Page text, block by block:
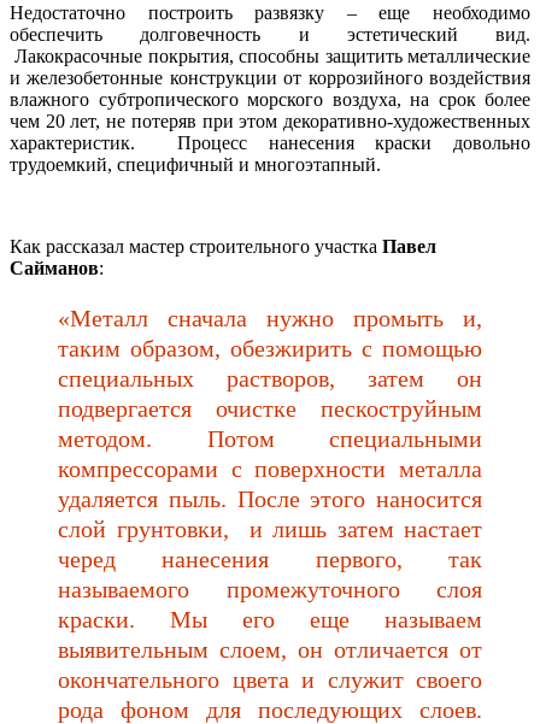
Недостаточно построить развязку – еще необходимо
обеспечить долговечность и эстетический вид.
Лакокрасочные покрытия, способны защитить металлические
и железобетонные конструкции от коррозийного воздействия
влажного субтропического морского воздуха, на срок более
чем 20 лет, не потеряв при этом декоративно-художественных
характеристик. Процесс нанесения краски довольно
трудоемкий, специфичный и многоэтапный.
Как рассказал мастер строительного участка Павел
Сайманов:
«Металл сначала нужно промыть и,
таким образом, обезжирить с помощью
специальных растворов, затем он
подвергается очистке пескоструйным
методом. Потом специальными
компрессорами с поверхности металла
удаляется пыль. После этого наносится
слой грунтовки, и лишь затем настает
черед нанесения первого, так
называемого промежуточного слоя
краски. Мы его еще называем
выявительным слоем, он отличается от
окончательного цвета и служит своего
рода фоном для последующих слоев.